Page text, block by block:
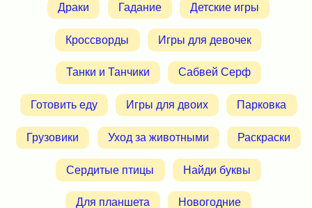
Драки Гадание Детские игры
Кроссворды Игры для девочек
Танки и Танчики Сабвей Серф
Готовить еду Игры для двоих Парковка
Грузовики Уход за животными Раскраски
Сердитые птицы Найди буквы
Для планшета Новогодние